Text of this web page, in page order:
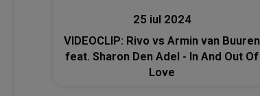
25 iul 2024
VIDEOCLIP: Rivo vs Armin van Buuren
feat. Sharon Den Adel - In And Out Of
Love